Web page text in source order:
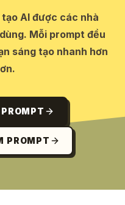
AI được các nhà
Mỗi prompt đều
sáng tạo nhanh hơn
PROMPT